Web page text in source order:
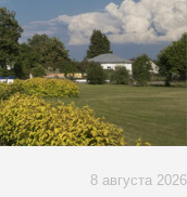
8 августа 2026